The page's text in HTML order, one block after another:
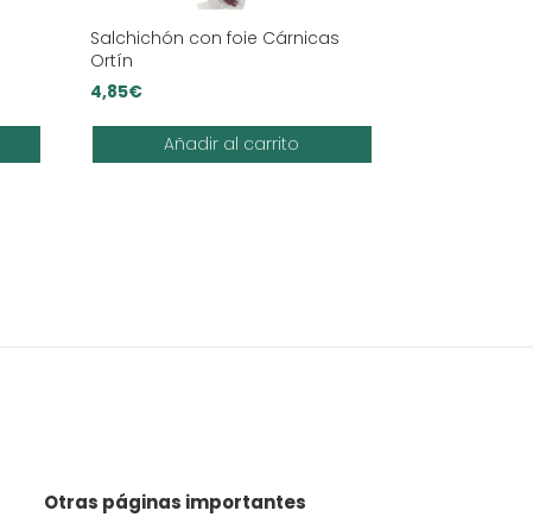
Salchichón con foie Cárnicas
Ortín
4,85€
Añadir al carrito
Otras páginas importantes